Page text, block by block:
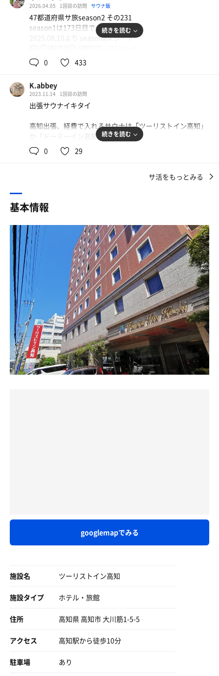
浴。空気もおいしいので最高
GOTO高知
トガウンで行く人と各自の服で行く人が半々くらい？
アメニティはシャン、リンとボディーソープ、石鹸。
サウナ室はソーシャルディスタンス保っても7〜8人入れる
ン上がった。75〜85度のドライサウナ。もう少し高くても
いいかもとは思ったけれど、低温じっくり製法で1日歩い
水風呂は、小学校体育のプールで当たりの日くらいの温
育座りしても、床石は場所を選べば座っても痛くないの
露天スペースに飲料水(水道)もあるので、全体的な導線と
しては綺麗。朝風呂もやっているので、2日連続楽しみま
した。
2026.04.05 1回目の訪問 サウナ飯
47都道府県サ旅season2 その231
season1は173日目で全国制覇して
2025.08.10より season2スタート
残り23都道府県
アイコンは@people_in_a_saunaさん
香川県から大移動してやってきたのは高知市
飲みに行くなら高知でしょうって思ったけど、冷静に考え
れば今日は日曜日やん…
とりあえずホテルサウナに入ってから考えよう
今夜お世話になりますのがツーリストイン高知さん
高知駅とひろめ市場を直線で結んだ真ん中ぐらいにあるビ
お尻の下からじんわりと温めてくれます
水風呂は
広めの1人用体感17℃
休憩は露天風呂に椅子が2つ
タウンビューです
風が心地よくて最高
さてサウナ後は
アテもなく飲みに出ましたが
たまたま居酒屋を発見して凸
我ながら居酒屋嗅覚には自信あって今日も大正解
高知3大酒飲み文化の一つ「はし拳」愛好会の方々が隣で
宴会をしていて
続きを読む
0 433
K.abbey
2023.11.14 1回目の訪問
出張サウナイキタイ
高知出張、経費で入れるサウナは「ツーリストイン高知」
か「ドーミーイン高知」のほぼ２択。
・浴室と湯船
く邪魔にならないように起きましょう。
・サウナ室
結構広めで8人ぐらい。ビジホサウナは「あまり混んで無
い」のが隠れた魅力。なんと言っても自分のペースが崩さ
れない。これは大きい！
温度計は80℃だけど体感的にはもう少し。ボナサウナなら
では。
温度敵には７分ぐらい必要か…と思ってたら5分過ぎぐら
いからグーっと汗が一気に滲み出て水風呂へ！
・水風呂
温度は20℃ぐらいか。温度よりも実際には丁度良い！
・ととのいスペース
コロナ禍は椅子がなかったけど、露天スペースにアルミ椅
子（肘掛け・背もたれ有り）２脚と風呂椅子１脚。冷えて
続きを読む
0 29
サ活をもっとみる
基本情報
googlemapでみる
施設名 ツーリストイン高知
施設タイプ ホテル・旅館
住所 高知県 高知市 大川筋1-5-5
アクセス 高知駅から徒歩10分
駐車場 あり